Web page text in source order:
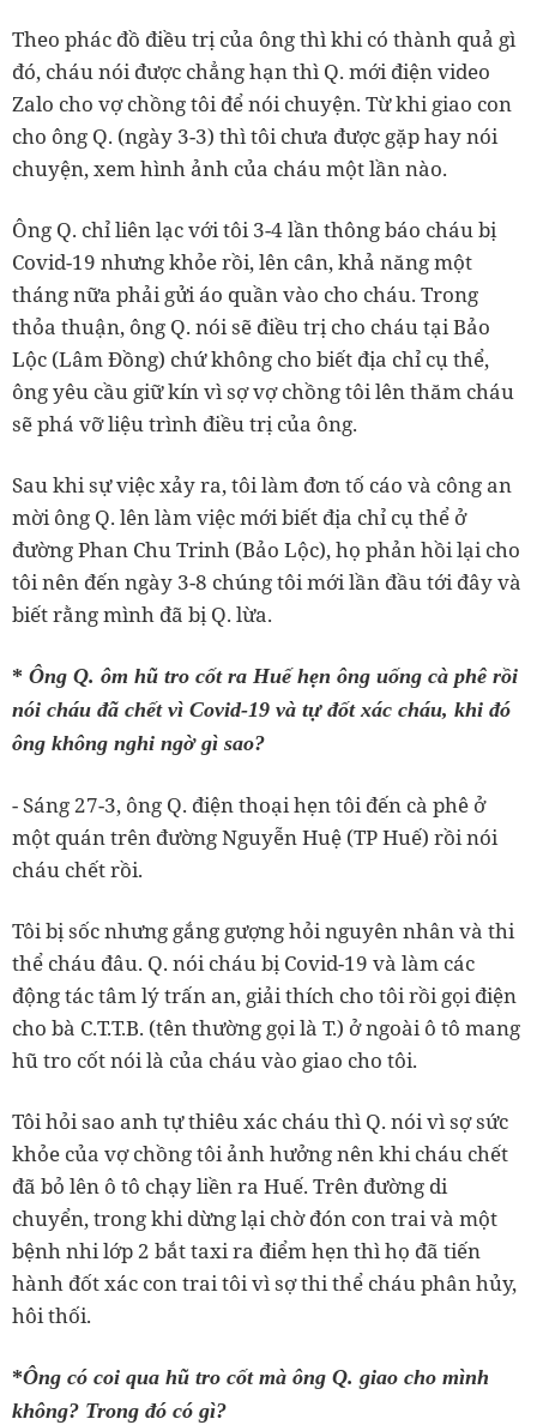
Theo phác đồ điều trị của ông thì khi có thành quả gì
đó, cháu nói được chẳng hạn thì Q. mới điện video
Zalo cho vợ chồng tôi để nói chuyện. Từ khi giao con
cho ông Q. (ngày 3-3) thì tôi chưa được gặp hay nói
chuyện, xem hình ảnh của cháu một lần nào.
Ông Q. chỉ liên lạc với tôi 3-4 lần thông báo cháu bị
Covid-19 nhưng khỏe rồi, lên cân, khả năng một
tháng nữa phải gửi áo quần vào cho cháu. Trong
thỏa thuận, ông Q. nói sẽ điều trị cho cháu tại Bảo
Lộc (Lâm Đồng) chứ không cho biết địa chỉ cụ thể,
ông yêu cầu giữ kín vì sợ vợ chồng tôi lên thăm cháu
sẽ phá vỡ liệu trình điều trị của ông.
Sau khi sự việc xảy ra, tôi làm đơn tố cáo và công an
mời ông Q. lên làm việc mới biết địa chỉ cụ thể ở
đường Phan Chu Trinh (Bảo Lộc), họ phản hồi lại cho
tôi nên đến ngày 3-8 chúng tôi mới lần đầu tới đây và
biết rằng mình đã bị Q. lừa.
* Ông Q. ôm hũ tro cốt ra Huế hẹn ông uống cà phê rồi
nói cháu đã chết vì Covid-19 và tự đốt xác cháu, khi đó
ông không nghi ngờ gì sao?
- Sáng 27-3, ông Q. điện thoại hẹn tôi đến cà phê ở
một quán trên đường Nguyễn Huệ (TP Huế) rồi nói
cháu chết rồi.
Tôi bị sốc nhưng gắng gượng hỏi nguyên nhân và thi
thể cháu đâu. Q. nói cháu bị Covid-19 và làm các
động tác tâm lý trấn an, giải thích cho tôi rồi gọi điện
cho bà C.T.T.B. (tên thường gọi là T.) ở ngoài ô tô mang
hũ tro cốt nói là của cháu vào giao cho tôi.
Tôi hỏi sao anh tự thiêu xác cháu thì Q. nói vì sợ sức
khỏe của vợ chồng tôi ảnh hưởng nên khi cháu chết
đã bỏ lên ô tô chạy liền ra Huế. Trên đường di
chuyển, trong khi dừng lại chờ đón con trai và một
bệnh nhi lớp 2 bắt taxi ra điểm hẹn thì họ đã tiến
hành đốt xác con trai tôi vì sợ thi thể cháu phân hủy,
hôi thối.
*Ông có coi qua hũ tro cốt mà ông Q. giao cho mình
không? Trong đó có gì?